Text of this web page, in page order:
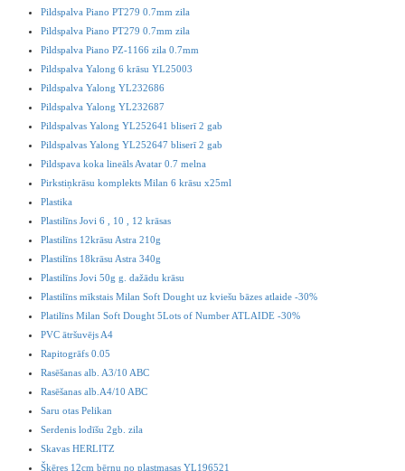
Pildspalva Piano PT279 0.7mm zila
Pildspalva Piano PT279 0.7mm zila
Pildspalva Piano PZ-1166 zila 0.7mm
Pildspalva Yalong 6 krāsu YL25003
Pildspalva Yalong YL232686
Pildspalva Yalong YL232687
Pildspalvas Yalong YL252641 bliserī 2 gab
Pildspalvas Yalong YL252647 bliserī 2 gab
Pildspava koka lineāls Avatar 0.7 melna
Pirkstiņkrāsu komplekts Milan 6 krāsu x25ml
Plastika
Plastilīns Jovi 6 , 10 , 12 krāsas
Plastilīns 12krāsu Astra 210g
Plastilīns 18krāsu Astra 340g
Plastilīns Jovi 50g g. dažādu krāsu
Plastilīns mīkstais Milan Soft Dought uz kviešu bāzes atlaide -30%
Platilīns Milan Soft Dought 5Lots of Number ATLAIDE -30%
PVC ātršuvējs A4
Rapitogrāfs 0.05
Rasēšanas alb. A3/10 ABC
Rasēšanas alb.A4/10 ABC
Saru otas Pelikan
Serdenis lodīšu 2gb. zila
Skavas HERLITZ
Šķēres 12cm bērnu no plastmasas YL196521